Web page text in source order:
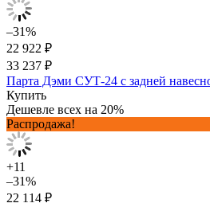
–31%
22 922 ₽
33 237 ₽
Парта Дэми СУТ-24 с задней
Купить
Дешевле всех на 20%
Распродажа!
+11
–31%
22 114 ₽